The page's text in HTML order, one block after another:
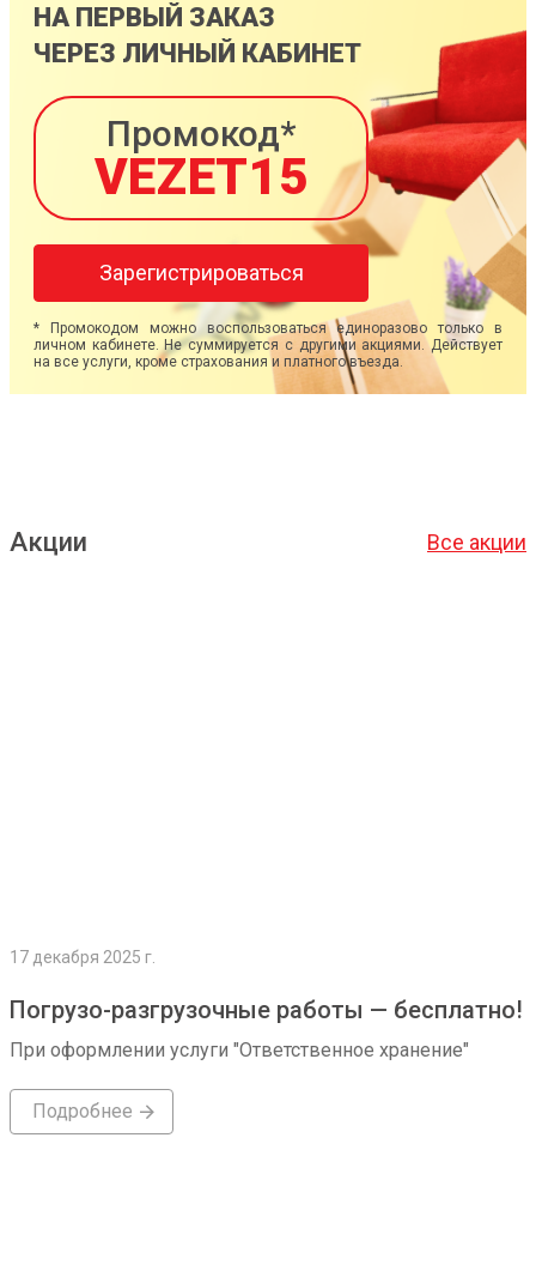
НА ПЕРВЫЙ ЗАКАЗ
ЧЕРЕЗ ЛИЧНЫЙ КАБИНЕТ
Промокод*
VEZET15
Зарегистрироваться
* Промокодом можно воспользоваться единоразово только в
личном кабинете. Не суммируется с другими акциями. Действует
на все услуги, кроме страхования и платного въезда.
Акции Все акции
17 декабря 2025 г.
Погрузо-разгрузочные работы — бесплатно!
При оформлении услуги "Ответственное хранение"
Подробнее